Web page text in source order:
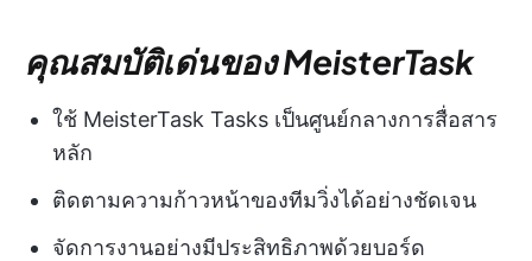
คุณสมบัติเด่นของ MeisterTask
ใช้ MeisterTask Tasks เป็นศูนย์กลางการสื่อสาร
หลัก
ติดตามความก้าวหน้าของทีมวิ่งได้อย่างชัดเจน
จัดการงานอย่างมีประสิทธิภาพด้วยบอร์ด